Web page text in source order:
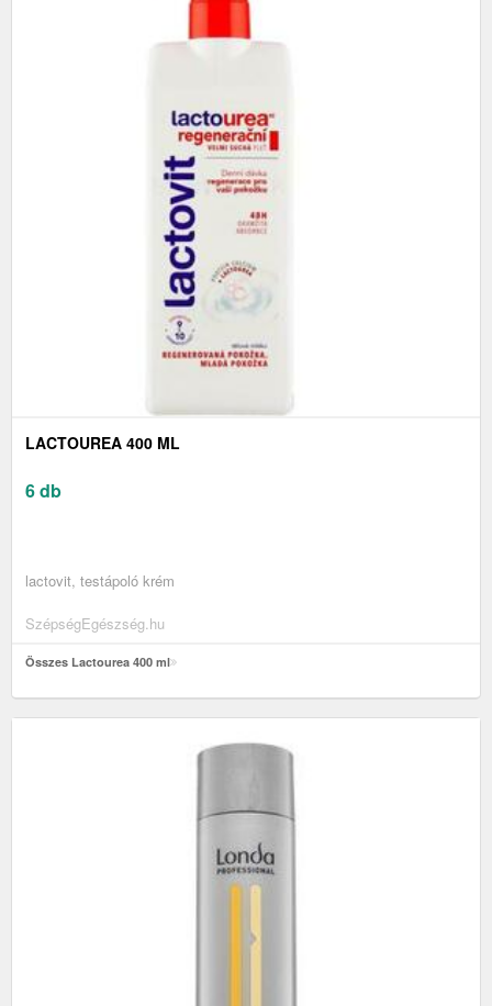
LACTOUREA 400 ML
6 db
lactovit, testápoló krém
SzépségEgészség.hu
Összes Lactourea 400 ml